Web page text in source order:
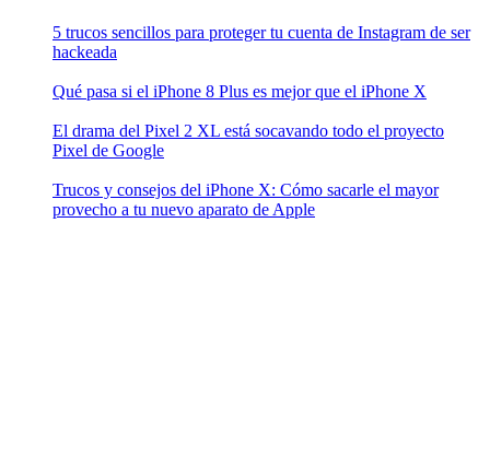
5 trucos sencillos para proteger tu cuenta de Instagram de ser
hackeada
Qué pasa si el iPhone 8 Plus es mejor que el iPhone X
El drama del Pixel 2 XL está socavando todo el proyecto
Pixel de Google
Trucos y consejos del iPhone X: Cómo sacarle el mayor
provecho a tu nuevo aparato de Apple